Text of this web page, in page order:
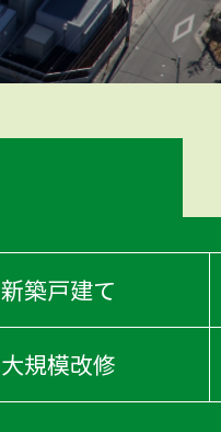
新築戸建て
大規模改修